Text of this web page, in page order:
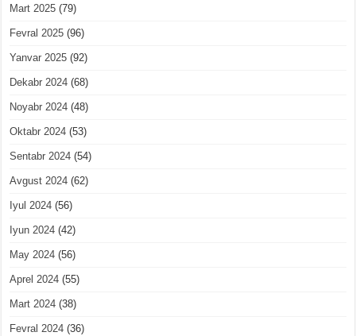
Mart 2025 (79)
Fevral 2025 (96)
Yanvar 2025 (92)
Dekabr 2024 (68)
Noyabr 2024 (48)
Oktabr 2024 (53)
Sentabr 2024 (54)
Avgust 2024 (62)
Iyul 2024 (56)
Iyun 2024 (42)
May 2024 (56)
Aprel 2024 (55)
Mart 2024 (38)
Fevral 2024 (36)